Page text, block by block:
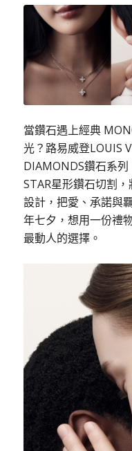
當鑽石遇上經典
光？路易威登LOUIS
DIAMONDS鑽石系
STAR星形鑽石切割
設計，把愛、承諾與
年七夕，想用一份禮
最動人的選擇。